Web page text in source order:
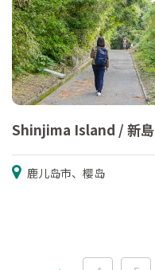
Shinjima Island / 新島
鹿儿岛市、樱岛